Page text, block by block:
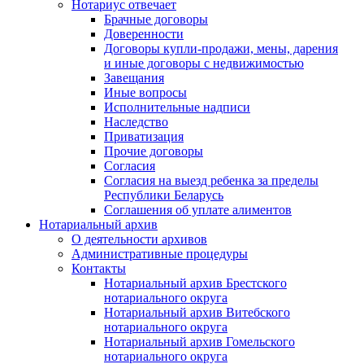
Нотариус отвечает
Брачные договоры
Доверенности
Договоры купли-продажи, мены, дарения
и иные договоры с недвижимостью
Завещания
Иные вопросы
Исполнительные надписи
Наследство
Приватизация
Прочие договоры
Согласия
Согласия на выезд ребенка за пределы
Республики Беларусь
Соглашения об уплате алиментов
Нотариальный архив
О деятельности архивов
Административные процедуры
Контакты
Нотариальный архив Брестского
нотариального округа
Нотариальный архив Витебского
нотариального округа
Нотариальный архив Гомельского
нотариального округа